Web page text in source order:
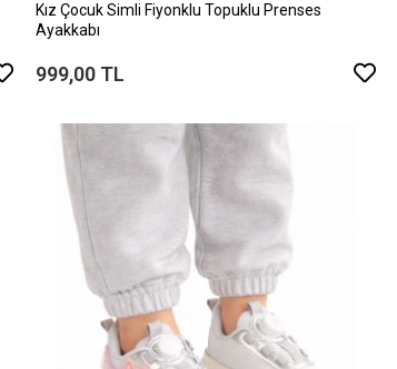
Kız Çocuk Simli Fiyonklu Topuklu Prenses
Ayakkabı
999,00 TL